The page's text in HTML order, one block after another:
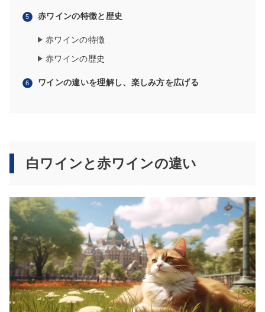
赤ワインの特徴と歴史
赤ワインの特徴
赤ワインの歴史
ワインの違いを理解し、楽しみ方を広げる
白ワインと赤ワインの違い